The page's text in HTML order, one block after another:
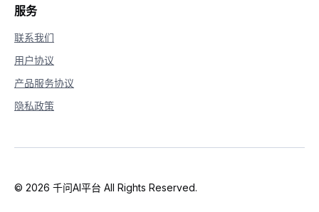
服务
联系我们
用户协议
产品服务协议
隐私政策
© 2026 千问AI平台 All Rights Reserved.